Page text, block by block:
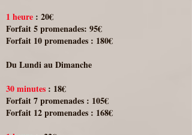
1 heure : 20€
Forfait 5 promenades: 95€
Forfait 10 promenades : 180€
Du Lundi au Dimanche
30 minutes : 18€
Forfait 7 promenades : 105€
Forfait 12 promenades : 168€